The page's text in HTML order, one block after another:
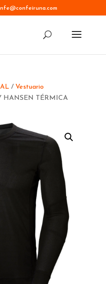
/ Vestuario
HANSEN TÉRMICA